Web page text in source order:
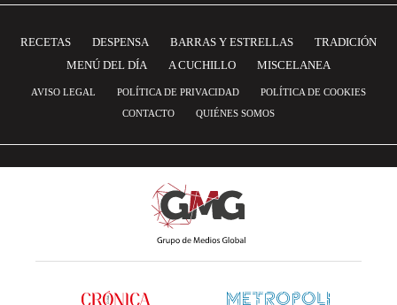
RECETAS DESPENSA BARRAS Y ESTRELLAS
TRADICIÓN
MENÚ DEL DÍA
A CUCHILLO MISCELANEA
AVISO LEGAL POLÍTICA DE PRIVACIDAD
POLÍTICA DE COOKIES
CONTACTO
QUIÉNES SOMOS